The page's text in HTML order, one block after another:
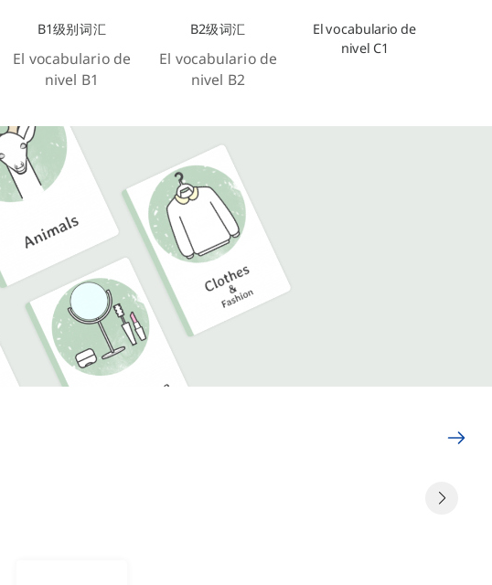
B1级别词汇
El vocabulario de
nivel B1
B2级词汇
El vocabulario de
nivel B2
El vocabulario de
nivel C1